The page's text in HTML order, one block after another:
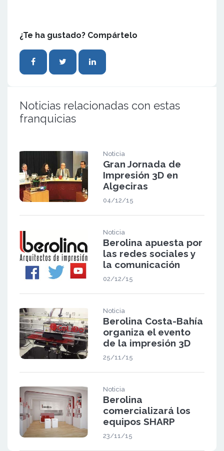
¿Te ha gustado? Compártelo
Noticias relacionadas con estas
franquicias
Noticia
Gran Jornada de
Impresión 3D en
Algeciras
04/12/15
Noticia
Berolina apuesta por
las redes sociales y
la comunicación
02/12/15
Noticia
Berolina Costa-Bahía
organiza el evento
de la impresión 3D
25/11/15
Noticia
Berolina
comercializará los
equipos SHARP
23/11/15